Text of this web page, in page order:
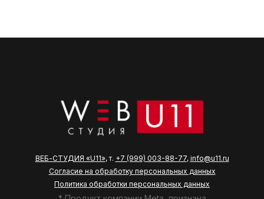
ВЕБ-СТУДИЯ «U11», т. +7 (999) 003-88-77, info@u11.ru
Согласие на обработку персональных данных
Политика обработки персональных данных